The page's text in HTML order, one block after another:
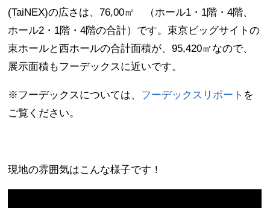
(TaiNEX)の広さは、76,00㎡ （ホール1・1階・4階、
ホール2・1階・4階の合計）です。東京ビッグサイトの
東ホールと西ホールの合計面積が、95,420㎡なので、
展示面積もフーデックスに近いです。
※フーデックスについては、 フーデックスリポート を
ご覧ください。
現地の雰囲気はこんな様子です！